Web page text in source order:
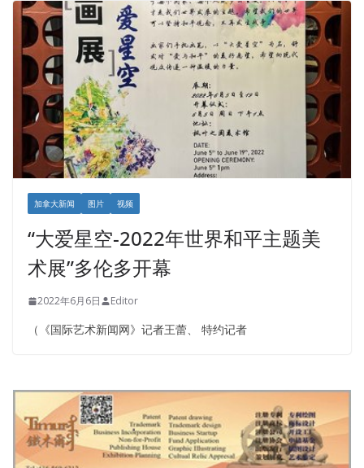
加拿大新闻 图片 视频
“大爱星空-2022年世界和平主题美
术展”多伦多开幕
2022年6月6日 Editor
（《国际艺术新闻网》记者王蕾、 特约记者